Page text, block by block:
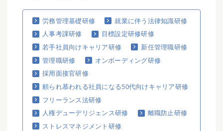
労務管理基礎研修
就業に伴う法律知識研修
人事考課研修
目標設定研修研修
若手社員向けキャリア研修
新任管理職研修
管理職研修
オンボーディング研修
採用面接官研修
頼られ慕われる社員になる50代向けキャリア研修
フリーランス法研修
人権デューデリジェンス研修
離職防止研修
ストレスマネジメント研修